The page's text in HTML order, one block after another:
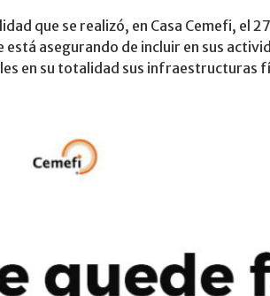
que se realizó, en Casa Cemefi, el
asegurando de incluir en sus
en su totalidad sus infraestructuras